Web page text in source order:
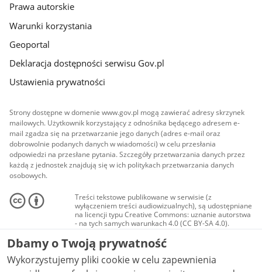
Prawa autorskie
Warunki korzystania
Geoportal
Deklaracja dostępności serwisu Gov.pl
Ustawienia prywatności
Strony dostępne w domenie www.gov.pl mogą zawierać adresy skrzynek
mailowych. Użytkownik korzystający z odnośnika będącego adresem e-
mail zgadza się na przetwarzanie jego danych (adres e-mail oraz
dobrowolnie podanych danych w wiadomości) w celu przesłania
odpowiedzi na przesłane pytania. Szczegóły przetwarzania danych przez
każdą z jednostek znajdują się w ich politykach przetwarzania danych
osobowych.
Treści tekstowe publikowane w serwisie (z
wyłączeniem treści audiowizualnych), są udostępniane
na licencji typu Creative Commons: uznanie autorstwa
- na tych samych warunkach 4.0 (CC BY-SA 4.0).
Materiały audiowizualne, w tym zdjęcia, materiały
audio i wideo, są udostępniane na licencji typu
Creative Commons: uznanie autorstwa użycie
niekomercyjne - bez utworów zależnych 4.0 (CC BY-
NC-ND 4.0), o ile nie jest to stwierdzone inaczej.
Dbamy o Twoją prywatność
Wykorzystujemy pliki cookie w celu zapewnienia